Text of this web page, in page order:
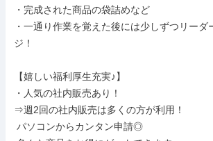
・完成された商品の袋詰めなど
・一通り作業を覚えた後には少しずつリーダ
ジ！
【嬉しい福利厚生充実♪】
・人気の社内販売あり！
⇒週2回の社内販売は多くの方が利用！